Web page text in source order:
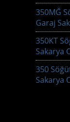
350MĞ
Garaj
350KT
Sakarya
350
Sakarya